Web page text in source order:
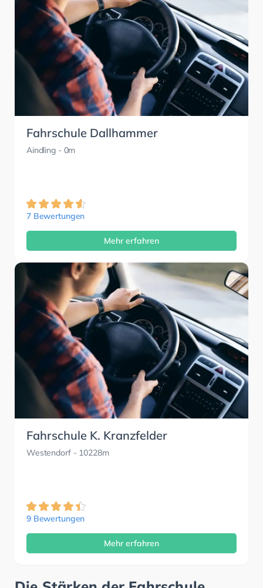
Fahrschule Dallhammer
Aindling- 0m
7 Bewertungen
Mehr erfahren
Fahrschule K. Kranzfelder
Westendorf- 10228m
9 Bewertungen
Mehr erfahren